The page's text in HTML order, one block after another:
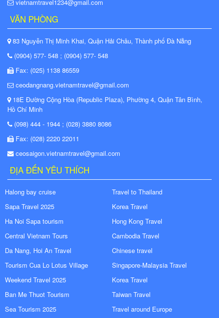
vietnamtravel1234@gmail.com
VĂN PHÒNG
83 Nguyễn Thị Minh Khai, Quận Hải Châu, Thành phố Đà Nẵng
(0904) 577- 548 ; (0904) 577- 548
Fax: (025) 1138 86559
ceodangnang.vietnamtravel@gmail.com
18E Đường Cộng Hòa (Republic Plaza), Phường 4, Quận Tân Bình,
Hồ Chí Minh
(098) 444 - 1944 ; (028) 3880 8086
Fax: (028) 2220 22011
ceosaigon.vietnamtravel@gmail.com
ĐỊA ĐẾN YÊU THÍCH
Halong bay cruise
Sapa Travel 2025
Ha Noi Sapa tourism
Central Vietnam Tours
Da Nang, Hoi An Travel
Tourism Cua Lo Lotus Village
Weekend Travel 2025
Ban Me Thuot Tourism
Sea Tourism 2025
Travel to Thailand
Korea Travel
Hong Kong Travel
Cambodia Travel
Chinese travel
Singapore-Malaysia Travel
Korea Travel
Taiwan Travel
Travel around Europe